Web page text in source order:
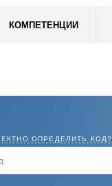
КОМПЕТЕНЦИИ
ОПРЕДЕЛИТЬ КОД?